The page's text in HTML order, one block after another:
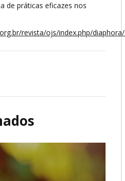
de práticas eficazes nos
revista/ojs/index.php/